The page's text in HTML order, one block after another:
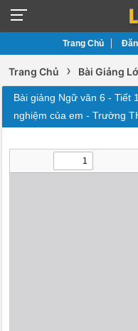
Trang Chủ
Trang Chủ › Bài Giảng
Bài giảng Ngữ văn 6 - Tiết
nghiệm của em - Trường